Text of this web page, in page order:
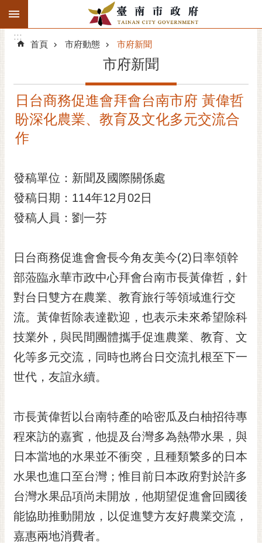
跳到主要內容區塊
搜
階
精彩府城
市府動態
市政資訊
黃
偉
哲
光
花
祭
網
站
導
覽
訂
閱
RSS
:::
:::
首頁 市府動態 市府新聞
市府新聞
日台商務促進會拜會台南市府 黃偉哲
盼深化農業、教育及文化多元交流合
作
發稿單位：新聞及國際關係處
發稿日期：114年12月02日
發稿人員：劉一芬
日台商務促進會會長今角友美今(2)日率領幹
部蒞臨永華市政中心拜會台南市長黃偉哲，針
對台日雙方在農業、教育旅行等領域進行交
流。黃偉哲除表達歡迎，也表示未來希望除科
技業外，與民間團體攜手促進農業、教育、文
化等多元交流，同時也將台日交流扎根至下一
世代，友誼永續。
市長黃偉哲以台南特產的哈密瓜及白柚招待專
程來訪的嘉賓，他提及台灣多為熱帶水果，與
日本當地的水果並不衝突，且種類繁多的日本
水果也進口至台灣；惟目前日本政府對於許多
台灣水果品項尚未開放，他期望促進會回國後
能協助推動開放，以促進雙方友好農業交流，
嘉惠兩地消費者。